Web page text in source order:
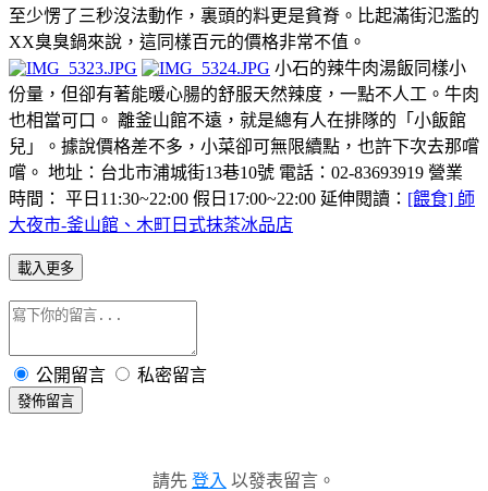
至少愣了三秒沒法動作，裏頭的料更是貧脊。比起滿街氾濫的
XX臭臭鍋來說，這同樣百元的價格非常不值。
小石的辣牛肉湯飯同樣小
份量，但卻有著能暖心腸的舒服天然辣度，一點不人工。牛肉
也相當可口。 離釜山館不遠，就是總有人在排隊的「小飯館
兒」。據說價格差不多，小菜卻可無限續點，也許下次去那嚐
嚐。 地址：台北市浦城街13巷10號 電話：02-83693919 營業
時間： 平日11:30~22:00 假日17:00~22:00 延伸閱讀： [餵食] 師
大夜市-釜山館、木町日式抹茶冰品店
載入更多
公開留言 私密留言
發佈留言
請先 登入 以發表留言。